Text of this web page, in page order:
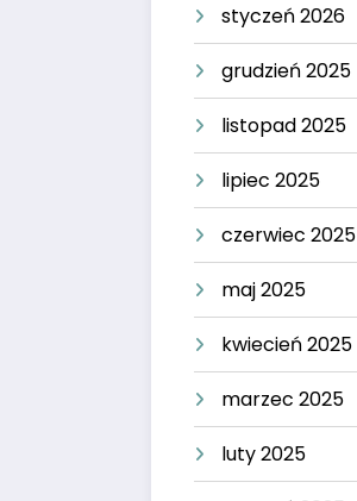
styczeń 2026
grudzień 2025
listopad 2025
lipiec 2025
czerwiec 2025
maj 2025
kwiecień 2025
marzec 2025
luty 2025